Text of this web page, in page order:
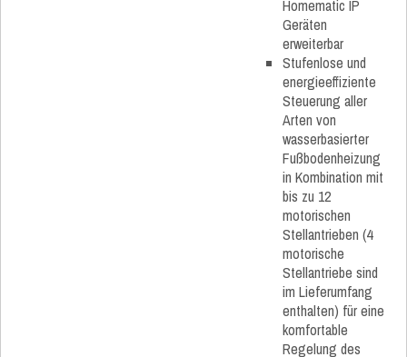
Homematic IP
Geräten
erweiterbar
Stufenlose und
energieeffiziente
Steuerung aller
Arten von
wasserbasierter
Fußbodenheizung
in Kombination mit
bis zu 12
motorischen
Stellantrieben (4
motorische
Stellantriebe sind
im Lieferumfang
enthalten) für eine
komfortable
Regelung des